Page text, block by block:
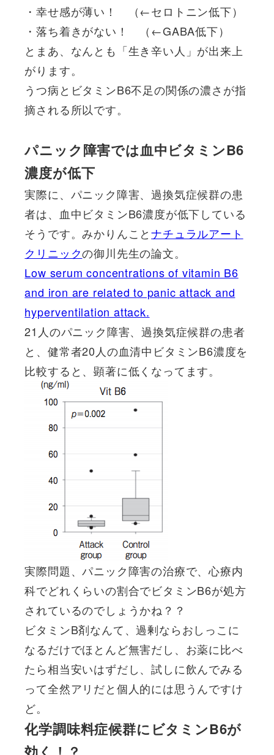
・幸せ感が薄い！ （←セロトニン低下）
・落ち着きがない！ （←GABA低下）
とまあ、なんとも「生き辛い人」が出来上
がります。
うつ病とビタミンB6不足の関係の濃さが指
摘される所以です。
パニック障害では血中ビタミンB6
濃度が低下
実際に、 パニック障害、過換気症候群の患
者は、血中ビタミンB6濃度が低下している
そうです。みかりんことナチュラルアート
クリニックの御川先生の論文。
Low serum concentrations of vitamin B6
and iron are related to panic attack and
hyperventilation attack.
21人のパニック障害、過換気症候群の患者
と、健常者20人の血清中ビタミンB6濃度を
比較すると、顕著に低くなってます。
実際問題、パニック障害の治療で、心療内
科でどれくらいの割合でビタミンB6が処方
されているのでしょうかね？？
ビタミンB剤なんて、過剰ならおしっこに
なるだけでほとんど無害だし、お薬に比べ
たら相当安いはずだし、試しに飲んでみる
って全然アリだと個人的には思うんですけ
ど。
化学調味料症候群にビタミンB6が